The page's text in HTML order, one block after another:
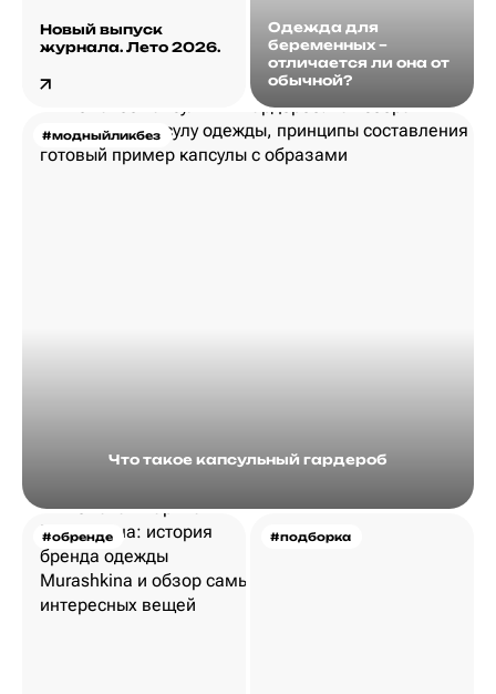
Новый выпуск
журнала. Лето 2026.
Одежда для
беременных –
отличается ли она от
обычной?
#модныйликбез
Что такое капсульный гардероб
#обренде #подборка